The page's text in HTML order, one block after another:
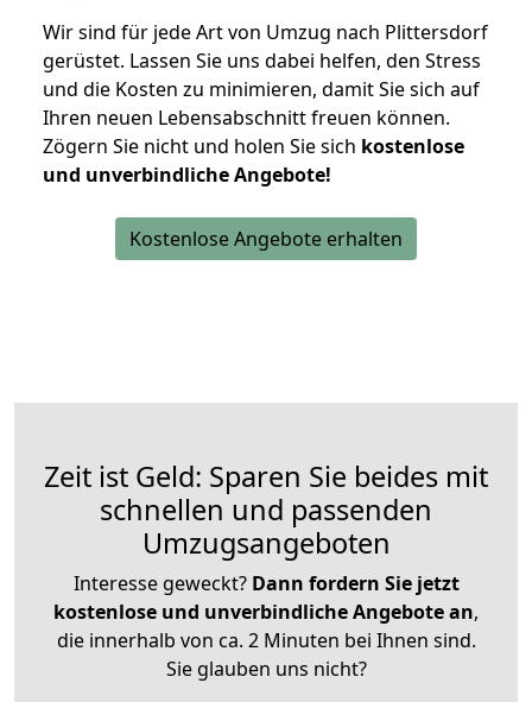
Wir sind für jede Art von Umzug nach Plittersdorf
gerüstet. Lassen Sie uns dabei helfen, den Stress
und die Kosten zu minimieren, damit Sie sich auf
Ihren neuen Lebensabschnitt freuen können.
Zögern Sie nicht und holen Sie sich kostenlose
und unverbindliche Angebote!
Kostenlose Angebote erhalten
Zeit ist Geld: Sparen Sie beides mit
schnellen und passenden
Umzugsangeboten
Interesse geweckt? Dann fordern Sie jetzt
kostenlose und unverbindliche Angebote an,
die innerhalb von ca. 2 Minuten bei Ihnen sind.
Sie glauben uns nicht?